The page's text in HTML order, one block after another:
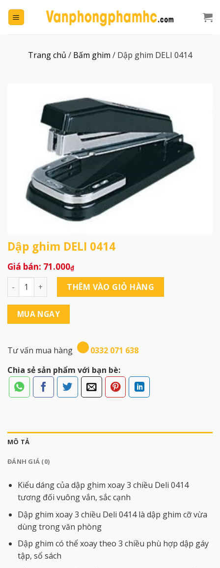
đến
Trang chủ / Bấm ghim / Dập ghim DELI 0414
Dập ghim DELI 0414
71.000₫
Dập ghim DELI 0414 số lượngTHÊM VÀO GIỎ HÀNG
MUA NGAY
Tư vấn mua hàng
0332 071 638
Chia sẻ sản phẩm với bạn bè:
MÔ TẢ
ĐÁNH GIÁ (0)
Kiểu dáng của dập ghim xoay 3 chiều Deli 0414
tương đối vuông vắn, sắc cạnh
Dập ghim xoay 3 chiều Deli 0414 là dập ghim cỡ vừa
dùng trong văn phòng
Dập ghim có thể xoay theo 3 chiều phù hợp dập gáy
tập, sổ sách